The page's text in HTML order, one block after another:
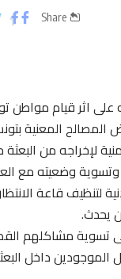
Share
على اثر قيام مواطن
المصالح المعنية
لإخراجه من
وضعيته مع
لتنظيف قاعة
يحدث.
تسوية مشاكلهم
داخل